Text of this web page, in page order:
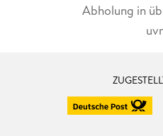
Abholung in